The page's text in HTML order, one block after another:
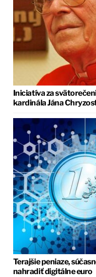
Iniciatíva za
kardinála Jána
Terajšie peniaze,
nahradiť digitálne euro